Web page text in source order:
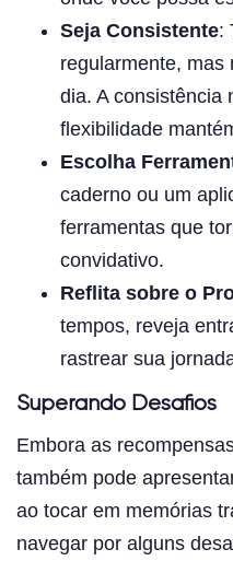
Seja Consistente:
regularmente, mas
dia. A consistência
flexibilidade
Escolha
caderno ou um
ferramentas que
convidativo.
Reflita sobre o
tempos, reveja
rastrear sua
Superando Desafios
Embora as
também pode
ao tocar em memórias
navegar por alguns